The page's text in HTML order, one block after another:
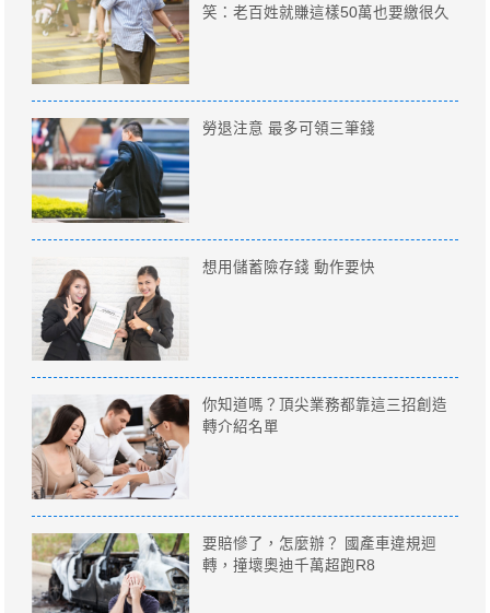
笑：老百姓就賺這樣50萬也要繳很久
勞退注意 最多可領三筆錢
想用儲蓄險存錢 動作要快
你知道嗎？頂尖業務都靠這三招創造
轉介紹名單
要賠慘了，怎麼辦？ 國產車違規迴
轉，撞壞奧迪千萬超跑R8